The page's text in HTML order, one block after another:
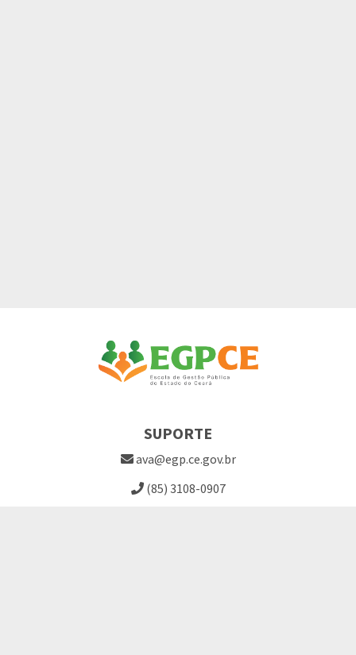
SUPORTE
ava@egp.ce.gov.br
(85) 3108-0907